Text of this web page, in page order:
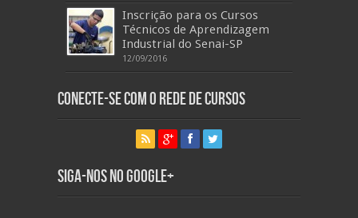
Inscrição para os Cursos
Técnicos de Aprendizagem
Industrial do Senai-SP
12/09/2016
Conecte-se com o Rede de Cursos
Siga-nos no Google+